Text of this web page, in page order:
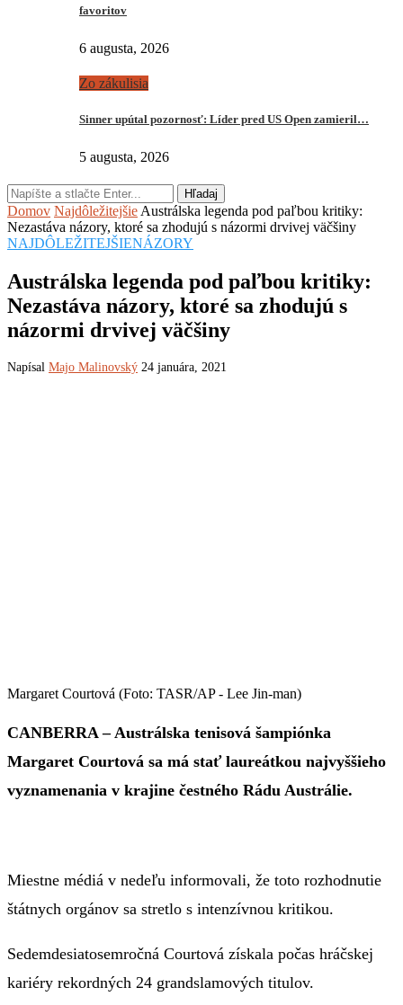
favoritov
6 augusta, 2026
Zo zákulisia
Sinner upútal pozornosť: Líder pred US Open zamieril…
5 augusta, 2026
Hľadaj
Domov Najdôležitejšie Austrálska legenda pod paľbou kritiky:
Nezastáva názory, ktoré sa zhodujú s názormi drvivej väčšiny
NAJDÔLEŽITEJŠIENÁZORY
Austrálska legenda pod paľbou kritiky:
Nezastáva názory, ktoré sa zhodujú s
názormi drvivej väčšiny
Napísal Majo Malinovský 24 januára, 2021
Margaret Courtová (Foto: TASR/AP - Lee Jin-man)
CANBERRA – Austrálska tenisová šampiónka
Margaret Courtová sa má stať laureátkou najvyššieho
vyznamenania v krajine čestného Rádu Austrálie.
Miestne médiá v nedeľu informovali, že toto rozhodnutie
štátnych orgánov sa stretlo s intenzívnou kritikou.
Sedemdesiatosemročná Courtová získala počas hráčskej
kariéry rekordných 24 grandslamových titulov.